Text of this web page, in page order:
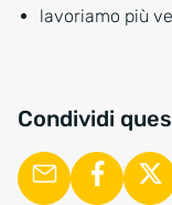
lavoriamo più
Condividi